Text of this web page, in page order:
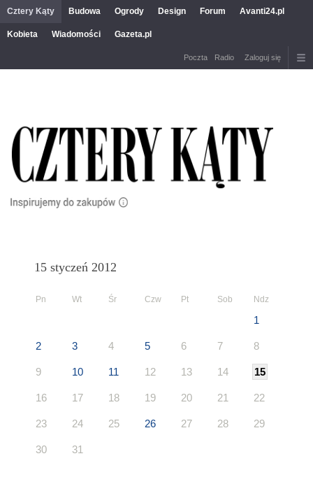
Cztery Kąty Budowa Ogrody Design Forum Avanti24.pl
Kobieta Wiadomości Gazeta.pl
Poczta Radio Zaloguj się
15 styczeń 2012
Pn Wt Śr Czw Pt Sob Ndz
1
2 3 4 5 6 7 8
9 10 11 12 13 14 15
16 17 18 19 20 21 22
23 24 25 26 27 28 29
30 31